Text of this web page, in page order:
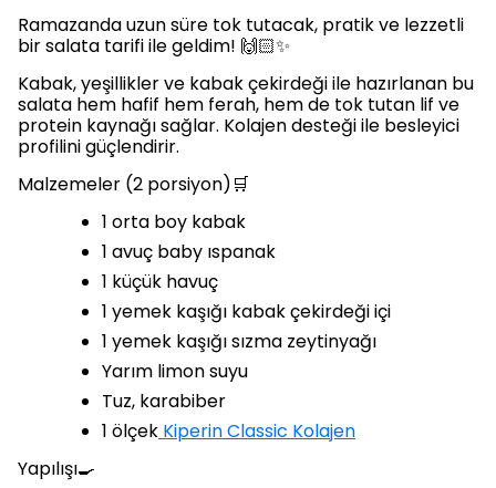
Ramazanda uzun süre tok tutacak, pratik ve lezzetli
bir salata tarifi ile geldim! 🙌🏻✨
Kabak, yeşillikler ve kabak çekirdeği ile hazırlanan bu
salata hem hafif hem ferah, hem de tok tutan lif ve
protein kaynağı sağlar. Kolajen desteği ile besleyici
profilini güçlendirir.
Malzemeler (2 porsiyon)🛒
1 orta boy kabak
1 avuç baby ıspanak
1 küçük havuç
1 yemek kaşığı kabak çekirdeği içi
1 yemek kaşığı sızma zeytinyağı
Yarım limon suyu
Tuz, karabiber
1 ölçek Kiperin Classic Kolajen
Yapılışı🍳